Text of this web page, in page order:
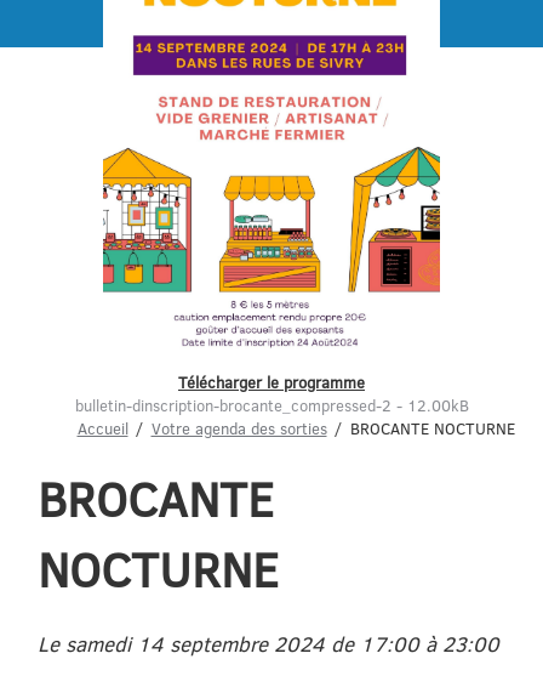
Menu
Télécharger le programme
bulletin-dinscription-brocante_compressed-2 - 12.00kB
Accueil
Votre agenda des sorties BROCANTE NOCTURNE
BROCANTE
NOCTURNE
Le samedi 14 septembre 2024 de 17:00 à 23:00